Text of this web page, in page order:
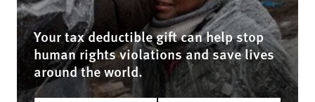
Your tax deductible gift can help stop
human rights violations and save lives
around the world.